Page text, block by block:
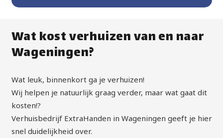
Wat kost verhuizen van en naar
Wageningen?
Wat leuk, binnenkort ga je verhuizen!
Wij helpen je natuurlijk graag verder, maar wat gaat dit
kosten!?
Verhuisbedrijf ExtraHanden in Wageningen geeft je hier
snel duidelijkheid over.